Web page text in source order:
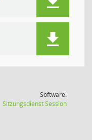
Software:
SitzungsdienstSession(Wird in